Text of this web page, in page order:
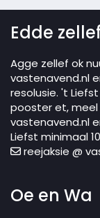
Edde
Agge zellef ok
vastenavend.nl
resolusie. 't
pooster et, meel
vastenavend.nl
Liefst minimaal
reejaksie @
Oe en Wa